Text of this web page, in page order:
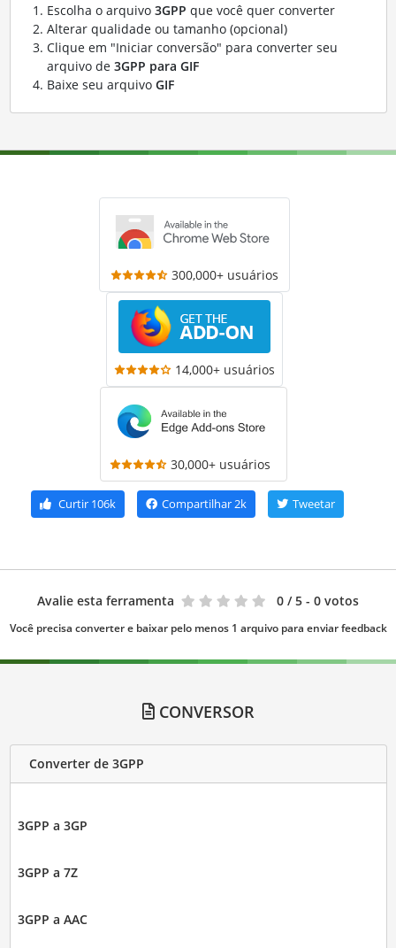
Escolha o arquivo 3GPP que você quer converter
Alterar qualidade ou tamanho (opcional)
Clique em "Iniciar conversão" para converter seu
arquivo de 3GPP para GIF
Baixe seu arquivo GIF
300,000+ usuários
14,000+ usuários
30,000+ usuários
Curtir 106k Compartilhar2k Tweetar
Avalie esta ferramenta 0 / 5 - 0 votos
Você precisa converter e baixar pelo menos 1 arquivo para enviar feedback
CONVERSOR
Converter de 3GPP
3GPP a 3GP
3GPP a 7Z
3GPP a AAC